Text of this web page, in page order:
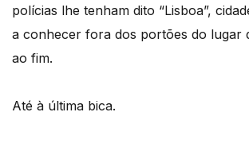
polícias lhe tenham dito “Lisboa”,
a conhecer fora dos portões do lugar
ao fim.
Até à última bica.